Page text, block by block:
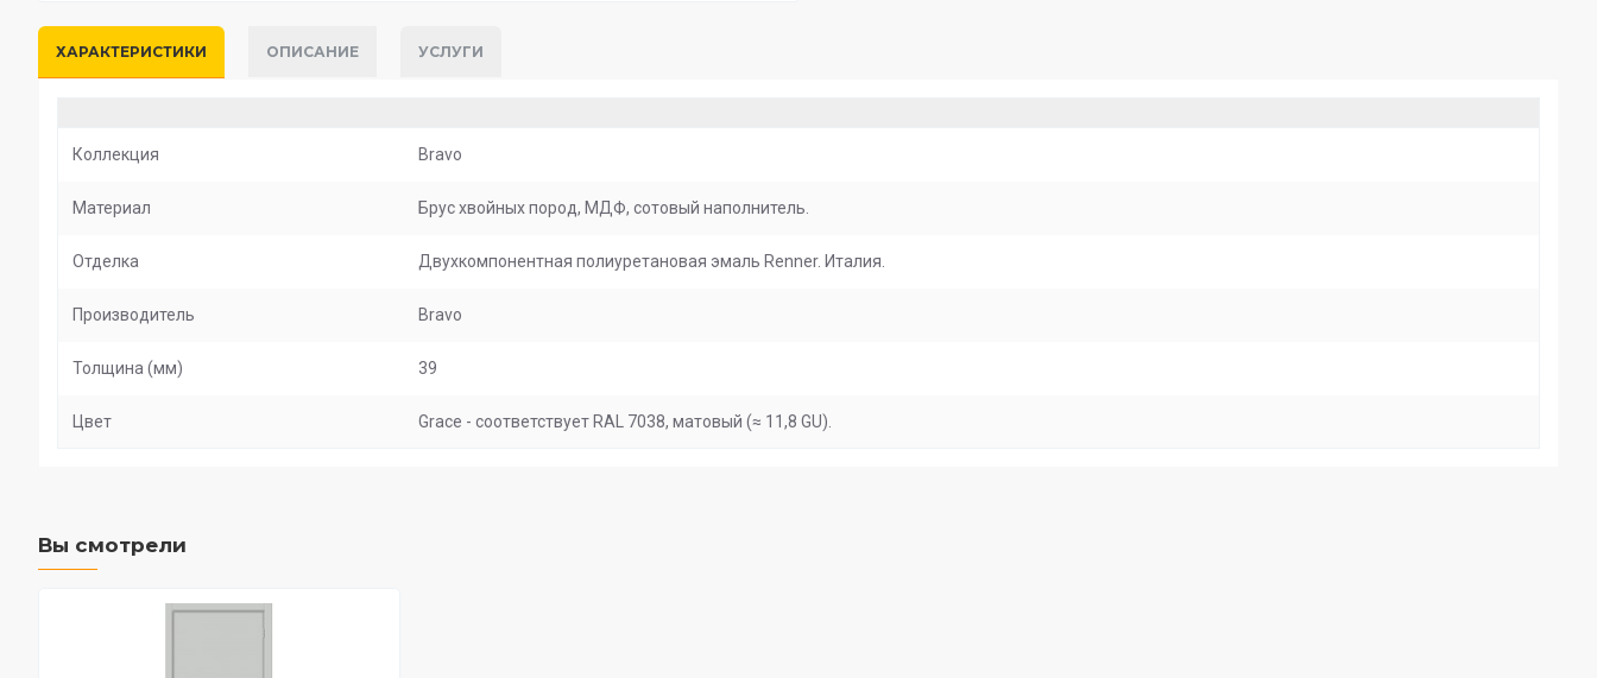
ХАРАКТЕРИСТИКИ ОПИСАНИЕ УСЛУГИ
Коллекция Bravo
Материал Брус хвойных пород, МДФ, сотовый наполнитель.
Отделка Двухкомпонентная полиуретановая эмаль Renner. Италия.
Производитель Bravo
Толщина (мм) 39
Цвет Grace - соответствует RAL 7038, матовый (≈ 11,8 GU).
Вы смотрели